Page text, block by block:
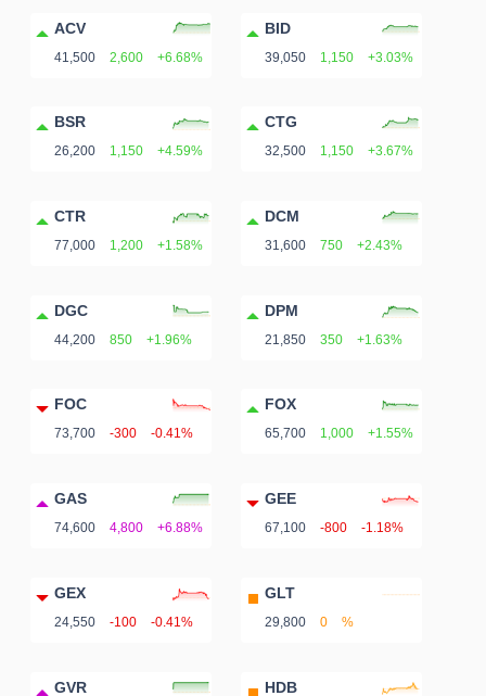
ACV
41,500 2,600 +6.68%
BID
39,050 1,150 +3.03%
BSR
26,200 1,150 +4.59%
CTG
32,500 1,150 +3.67%
CTR
77,000 1,200 +1.58%
DCM
31,600 750 +2.43%
DGC
44,200 850 +1.96%
DPM
21,850 350 +1.63%
FOC
73,700 -300 -0.41%
FOX
65,700 1,000 +1.55%
GAS
74,600 4,800 +6.88%
GEE
67,100 -800 -1.18%
GEX
24,550 -100 -0.41%
GLT
29,800 0 %
GVR HDB